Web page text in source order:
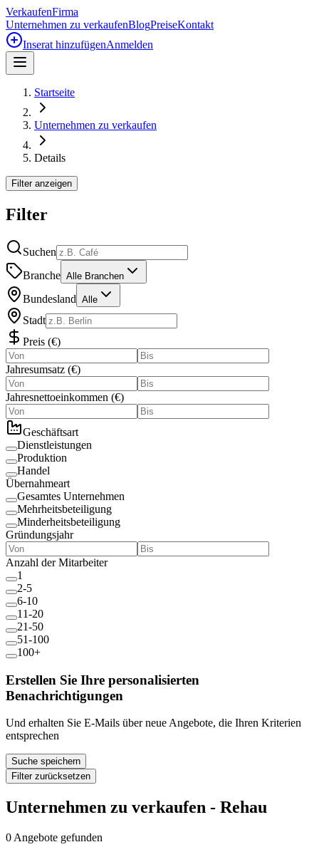
VerkaufenFirma
Unternehmen zu verkaufenBlogPreiseKontakt
Inserat hinzufügenAnmelden
Startseite
Unternehmen zu verkaufen
Details
Filter anzeigen
Filter
Suchen
Branche Alle Branchen
Bundesland Alle
Stadt
Preis (€)
Jahresumsatz (€)
Jahresnettoeinkommen (€)
Geschäftsart
Dienstleistungen
Produktion
Handel
Übernahmeart
Gesamtes Unternehmen
Mehrheitsbeteiligung
Minderheitsbeteiligung
Gründungsjahr
Anzahl der Mitarbeiter
1
2-5
6-10
11-20
21-50
51-100
100+
Erstellen Sie Ihre personalisierten
Benachrichtigungen
Und erhalten Sie E-Mails über neue Angebote, die Ihren Kriterien
entsprechen
Suche speichern
Filter zurücksetzen
Unternehmen zu verkaufen - Rehau
0 Angebote gefunden